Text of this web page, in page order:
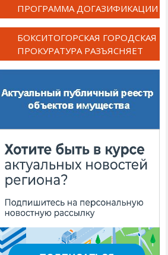
ПРОГРАММА ДОГАЗИФИКАЦИИ
БОКСИТОГОРСКАЯ ГОРОДСКАЯ
ПРОКУРАТУРА РАЗЪЯСНЯЕТ